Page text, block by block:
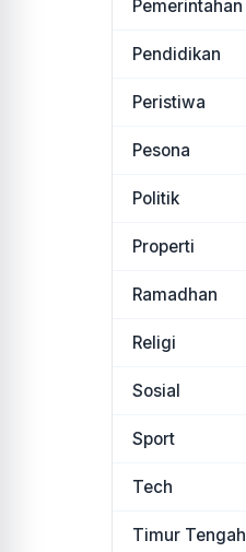
Pemerintahan
Pendidikan
Peristiwa
Pesona
Politik
Properti
Ramadhan
Religi
Sosial
Sport
Tech
Timur Tengah